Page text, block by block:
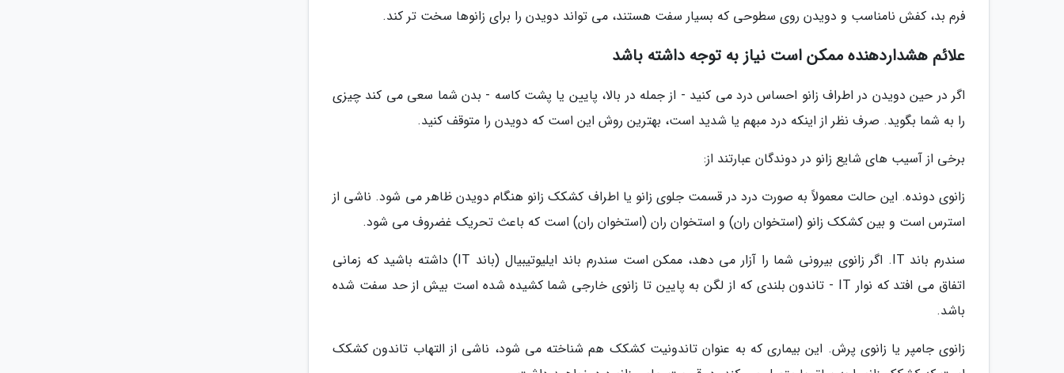
فرم بد، کفش نامناسب و دویدن روی سطوحی که بسیار سفت هستند، می تواند دویدن را برای زانوها سخت تر کند.
علائم هشداردهنده ممکن است نیاز به توجه داشته باشد
اگر در حین دویدن در اطراف زانو احساس درد می کنید - از جمله در بالا، پایین یا پشت کاسه - بدن شما سعی می کند چیزی
را به شما بگوید. صرف نظر از اینکه درد مبهم یا شدید است، بهترین روش این است که دویدن را متوقف کنید.
برخی از آسیب های شایع زانو در دوندگان عبارتند از:
زانوی دونده. این حالت معمولاً به صورت درد در قسمت جلوی زانو یا اطراف کشکک زانو هنگام دویدن ظاهر می شود. ناشی از
استرس است و بین کشکک زانو (استخوان ران) و استخوان ران (استخوان ران) است که باعث تحریک غضروف می شود.
سندرم باند IT. اگر زانوی بیرونی شما را آزار می دهد، ممکن است سندرم باند ایلیوتیبیال (باند IT) داشته باشید که زمانی
اتفاق می افتد که نوار IT - تاندون بلندی که از لگن به پایین تا زانوی خارجی شما کشیده شده است بیش از حد سفت شده
باشد.
زانوی جامپر یا زانوی پرش. این بیماری که به عنوان تاندونیت کشکک هم شناخته می شود، ناشی از التهاب تاندون کشکک